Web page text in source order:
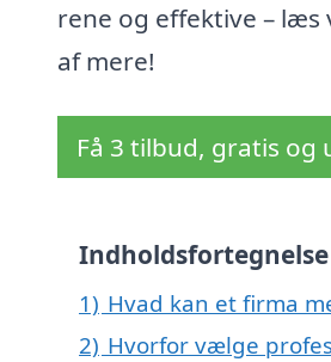
rene og effektive –
af mere!
Få 3 tilbud, gratis
Indholdsfortegnelse
1) Hvad kan et firma
2) Hvorfor vælge